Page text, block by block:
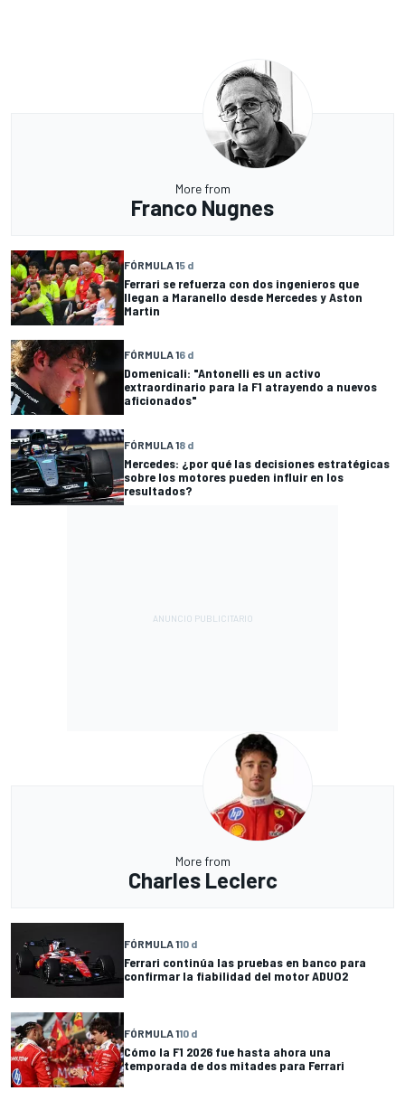
More from
Franco Nugnes
FÓRMULA 15 d
Ferrari se refuerza con dos ingenieros que
llegan a Maranello desde Mercedes y Aston
Martin
FÓRMULA 16 d
Domenicali: "Antonelli es un activo
extraordinario para la F1 atrayendo a nuevos
aficionados"
FÓRMULA 18 d
Mercedes: ¿por qué las decisiones estratégicas
sobre los motores pueden influir en los
resultados?
More from
Charles Leclerc
FÓRMULA 110 d
Ferrari continúa las pruebas en banco para
confirmar la fiabilidad del motor ADUO2
FÓRMULA 110 d
Cómo la F1 2026 fue hasta ahora una
temporada de dos mitades para Ferrari